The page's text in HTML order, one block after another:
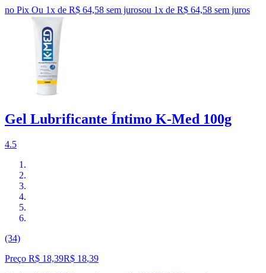
no Pix Ou 1x de R$ 64,58 sem jurosou 1x de R$ 64,58 sem juros
Gel Lubrificante Íntimo K-Med 100g
4.5
(34)
Preço R$ 18,39R$ 18,39